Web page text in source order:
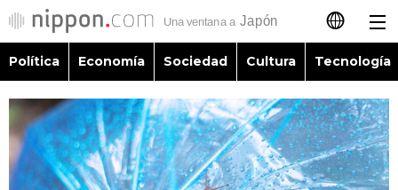
日本語
English
简体字
Política
Política Economía Sociedad Cultura Tecnología